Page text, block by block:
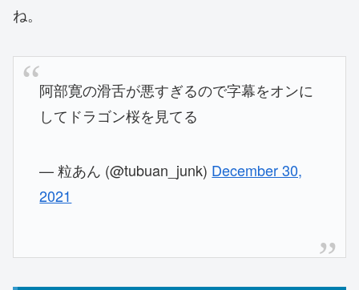
ね。
阿部寛の滑舌が悪すぎるので字幕をオンに
してドラゴン桜を見てる
— 粒あん (@tubuan_junk) December 30,
2021